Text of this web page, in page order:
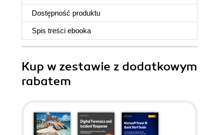
Dostępność produktu
Spis treści ebooka
Kup w zestawie z dodatkowym
rabatem